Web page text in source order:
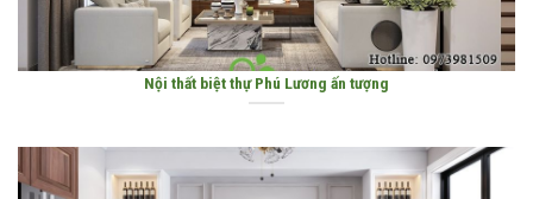
Nội thất biệt thự Phú Lương ấn tượng